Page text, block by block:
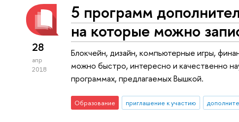
28
апр
2018
5 программ
на которые можно
Блокчейн, дизайн, компьютерные игры,
можно быстро, интересно и качественно
программах, предлагаемых Вышкой.
Образование приглашение к участию